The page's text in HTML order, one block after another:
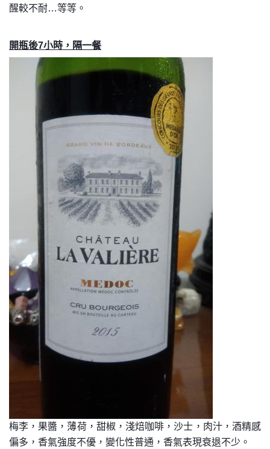
醒較不耐…等等。
開瓶後7小時，隔一餐
梅李，果醬，薄荷，甜椒，淺焙咖啡，沙士，肉汁，酒精感
偏多，香氣強度不優，變化性普通，香氣表現衰退不少。